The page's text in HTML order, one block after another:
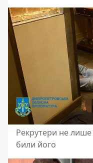
Рекрутери не лише
били його